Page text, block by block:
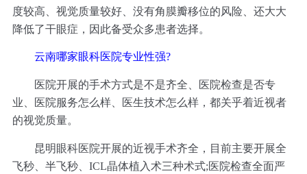
度较高、视觉质量较好、没有角膜瓣移位的风险、还大大
降低了干眼症，因此备受众多患者选择。
云南哪家眼科医院专业性强?
医院开展的手术方式是不是齐全、医院检查是否专
业、医院服务怎么样、医生技术怎么样，都关乎着近视者
的视觉质量。
昆明眼科医院开展的近视手术齐全，目前主要开展全
飞秒、半飞秒、ICL晶体植入术三种术式;医院检查全面严